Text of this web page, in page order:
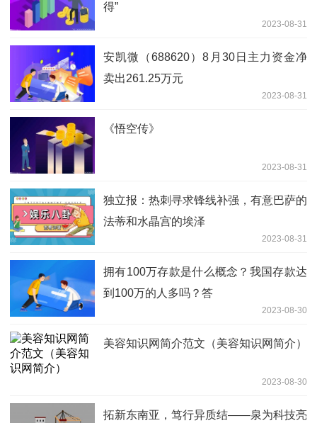
得”
2023-08-31
安凯微（688620）8月30日主力资金净
卖出261.25万元
2023-08-31
《悟空传》
2023-08-31
独立报：热刺寻求锋线补强，有意巴萨的
法蒂和水晶宫的埃泽
2023-08-31
拥有100万存款是什么概念？我国存款达
到100万的人多吗？答
2023-08-30
美容知识网简介范文（美容知识网简介）
2023-08-30
拓新东南亚，笃行异质结——泉为科技亮